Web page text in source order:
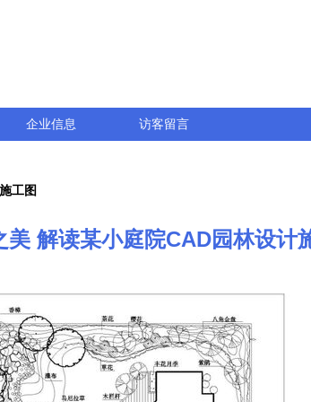
企业信息 访客留言
工图
美 解读某小庭院CAD园林设计